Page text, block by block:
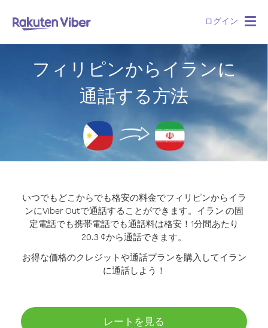
ログイン
フィリピンからイランに
通話する方法
いつでもどこからでも格安の料金でフィリピンからイラ
ンにViber Outで通話することができます。 イラン の固
定電話でも携帯電話でも通話料は格安！1分間あたり
20.3 ¢から通話できます。
お得な価格のクレジットや通話プランを購入してイラン
に通話しよう！
レートを見る